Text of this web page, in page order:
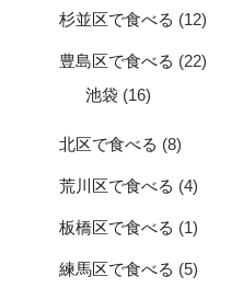
杉並区で食べる (12)
豊島区で食べる (22)
池袋 (16)
北区で食べる (8)
荒川区で食べる (4)
板橋区で食べる (1)
練馬区で食べる (5)